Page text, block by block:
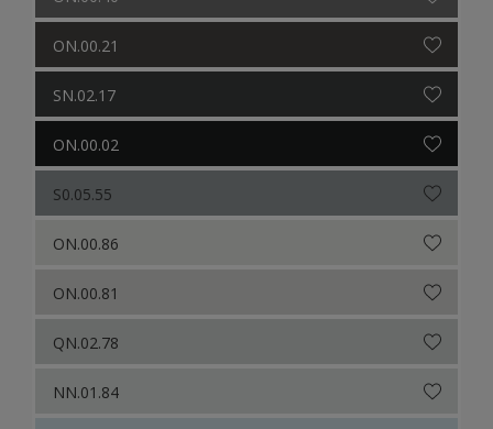
ON.00.21
SN.02.17
ON.00.02
S0.05.55
ON.00.86
ON.00.81
QN.02.78
NN.01.84